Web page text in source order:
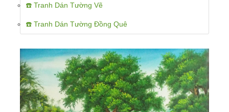
☎️ Tranh Dán Tường Vẽ
☎️ Tranh Dán Tường Đồng Quê